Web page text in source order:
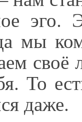
эго.
мы
своё
То
даже.